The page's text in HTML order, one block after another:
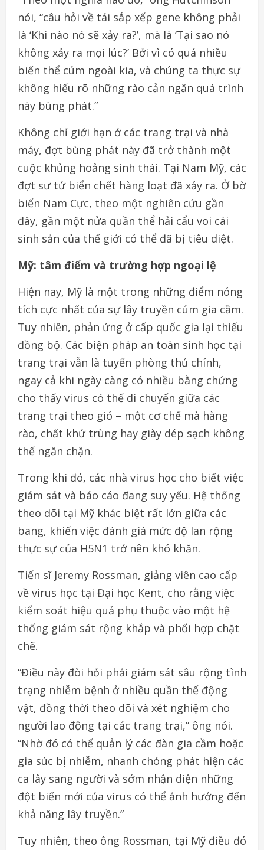
nói, “câu hỏi về tái sắp xếp gene không phải
là ‘Khi nào nó sẽ xảy ra?’, mà là ‘Tại sao nó
không xảy ra mọi lúc?’ Bởi vì có quá nhiều
biến thể cúm ngoài kia, và chúng ta thực sự
không hiểu rõ những rào cản ngăn quá trình
này bùng phát.”
Không chỉ giới hạn ở các trang trại và nhà
máy, đợt bùng phát này đã trở thành một
cuộc khủng hoảng sinh thái. Tại Nam Mỹ, các
đợt sư tử biển chết hàng loạt đã xảy ra. Ở bờ
biển Nam Cực, theo một nghiên cứu gần
đây, gần một nửa quần thể hải cẩu voi cái
sinh sản của thế giới có thể đã bị tiêu diệt.
Mỹ: tâm điểm và trường hợp ngoại lệ
Hiện nay, Mỹ là một trong những điểm nóng
tích cực nhất của sự lây truyền cúm gia cầm.
Tuy nhiên, phản ứng ở cấp quốc gia lại thiếu
đồng bộ. Các biện pháp an toàn sinh học tại
trang trại vẫn là tuyến phòng thủ chính,
ngay cả khi ngày càng có nhiều bằng chứng
cho thấy virus có thể di chuyển giữa các
trang trại theo gió – một cơ chế mà hàng
rào, chất khử trùng hay giày dép sạch không
thể ngăn chặn.
Trong khi đó, các nhà virus học cho biết việc
giám sát và báo cáo đang suy yếu. Hệ thống
theo dõi tại Mỹ khác biệt rất lớn giữa các
bang, khiến việc đánh giá mức độ lan rộng
thực sự của H5N1 trở nên khó khăn.
Tiến sĩ Jeremy Rossman, giảng viên cao cấp
về virus học tại Đại học Kent, cho rằng việc
kiểm soát hiệu quả phụ thuộc vào một hệ
thống giám sát rộng khắp và phối hợp chặt
chẽ.
“Điều này đòi hỏi phải giám sát sâu rộng tình
trạng nhiễm bệnh ở nhiều quần thể động
vật, đồng thời theo dõi và xét nghiệm cho
người lao động tại các trang trại,” ông nói.
“Nhờ đó có thể quản lý các đàn gia cầm hoặc
gia súc bị nhiễm, nhanh chóng phát hiện các
ca lây sang người và sớm nhận diện những
đột biến mới của virus có thể ảnh hưởng đến
khả năng lây truyền.”
Tuy nhiên, theo ông Rossman, tại Mỹ điều đó